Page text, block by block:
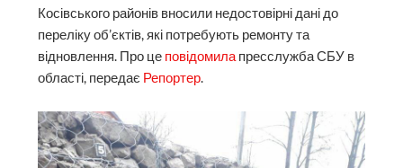
Косівського районів вносили недостовірні дані до
переліку об’єктів, які потребують ремонту та
відновлення. Про це повідомила пресслужба СБУ в
області, передає Репортер.